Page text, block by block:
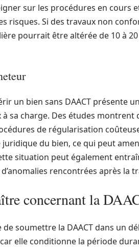
sur les procédures en
risques. Si des travaux non
pourrait être altérée de 10 à
un bien sans DAACT présente
sa charge. Des études
de régularisation
du bien, ce qui peut
situation peut également
rencontrées après la
concernant la
de soumettre la DAACT dans un
elle conditionne la période